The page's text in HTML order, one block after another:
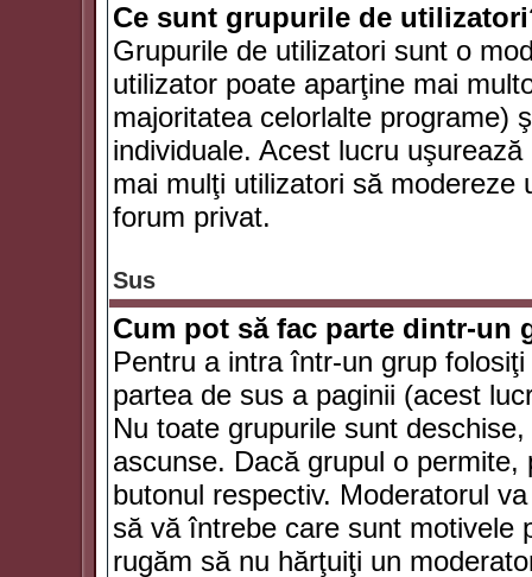
Ce sunt grupurile de
Grupurile de utilizatori sunt o
utilizator poate aparţine mai
majoritatea celorlalte programe)
individuale. Acest lucru
mai mulţi utilizatori să
forum privat.
Sus
Cum pot să fac parte dintr-un
Pentru a intra într-un grup
partea de sus a paginii (acest
Nu toate grupurile sunt
ascunse. Dacă grupul o
butonul respectiv. Moderatorul
să vă întrebe care sunt motivele
rugăm să nu hărţuiţi un